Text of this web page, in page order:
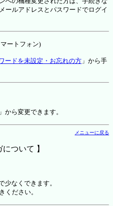
ールアドレスとパスワードでログイ
ートフォン)
ードを未設定・お忘れの方 」から手
」から変更できます。
メニューに戻る
について 】
少なくできます。
ください。